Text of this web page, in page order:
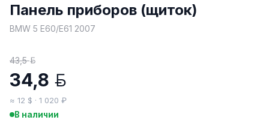
Панель приборов (щиток)
BMW 5 E60/E61 2007
43,5
34,8
≈ 12 $ · 1 020 ₽
В наличии